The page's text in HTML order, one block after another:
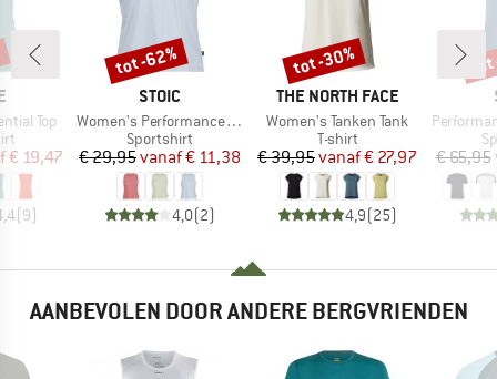
Top
prijs
€ 19,47
(9)
MERK
STOIC
Artikel
Women's PerformanceMerino BorgholmSt. Tank
Productgroep
Sportshirt
Prijs
€ 29,95 Verlaagde prijs
vanaf€ 11,38
4,0(2)
Korting
tot -62%
MERK
THE NORTH FACE
Artikel
Women's Tanken Tank
Productgroep
T-shirt
Prijs
€ 39,95 Verlaagde prijs
vanaf€ 27,97
4,9(25)
Korting
tot -30%
Artikel
€ 65,95
AANBEVOLEN DOOR ANDERE BERGVRIENDEN